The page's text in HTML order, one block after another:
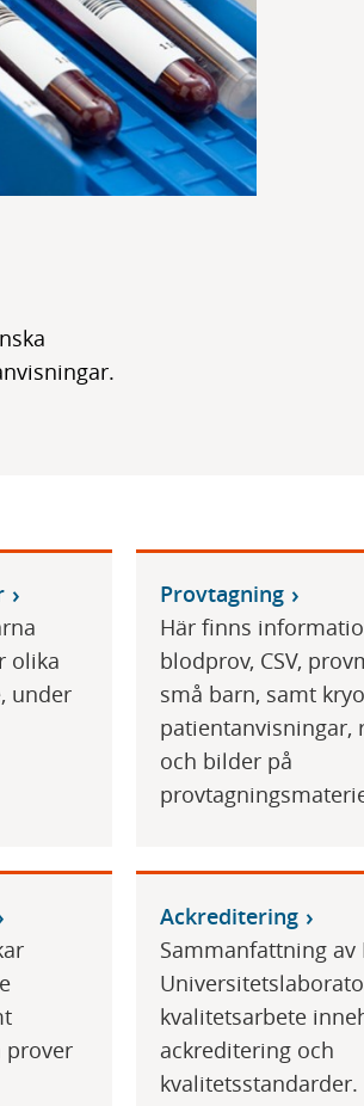
olika
under
Provtagning
Här finns
blodprov, CSV,
små barn, samt
patientanvisningar,
och bilder på
prover
Ackreditering
Sammanfattning av
kvalitetsarbete
ackreditering och
kvalitetsstandarder.